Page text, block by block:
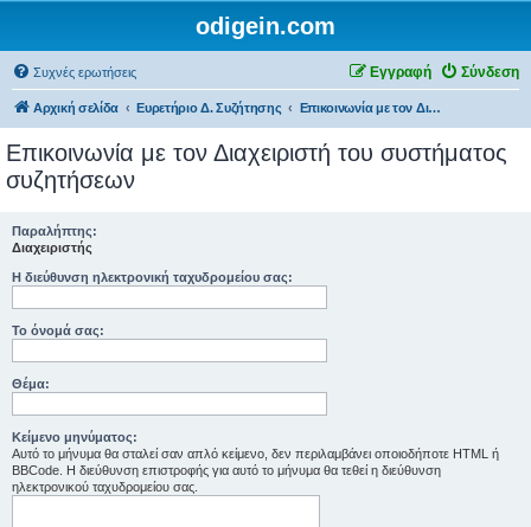
odigein.com
Συχνές ερωτήσεις Σύνδεση
Εγγραφή
Αρχική σελίδα Ευρετήριο Δ. Συζήτησης Επικοινωνία με τον Διαχειριστή του συστήματος συζητήσεων
Επικοινωνία με τον Διαχειριστή του συστήματος
συζητήσεων
Παραλήπτης:
Διαχειριστής
Η διεύθυνση ηλεκτρονική ταχυδρομείου σας:
Το όνομά σας:
Θέμα:
Κείμενο μηνύματος:
Αυτό το μήνυμα θα σταλεί σαν απλό κείμενο, δεν περιλαμβάνει οποιοδήποτε HTML ή
BBCode. Η διεύθυνση επιστροφής για αυτό το μήνυμα θα τεθεί η διεύθυνση
ηλεκτρονικού ταχυδρομείου σας.